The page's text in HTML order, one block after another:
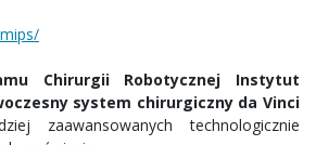
Chirurgii Robotycznej Instytut
system chirurgiczny da Vinci
zaawansowanych technologicznie